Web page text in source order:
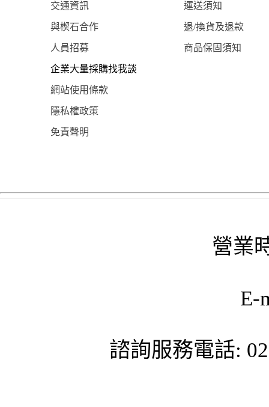
交通資訊 運送須知
與楔石合作 退/換貨及退款
人員招募 商品保固須知
企業大量採購找我談
網站使用條款
隱私權政策
免責聲明
營業
E-
諮詢服務電話: